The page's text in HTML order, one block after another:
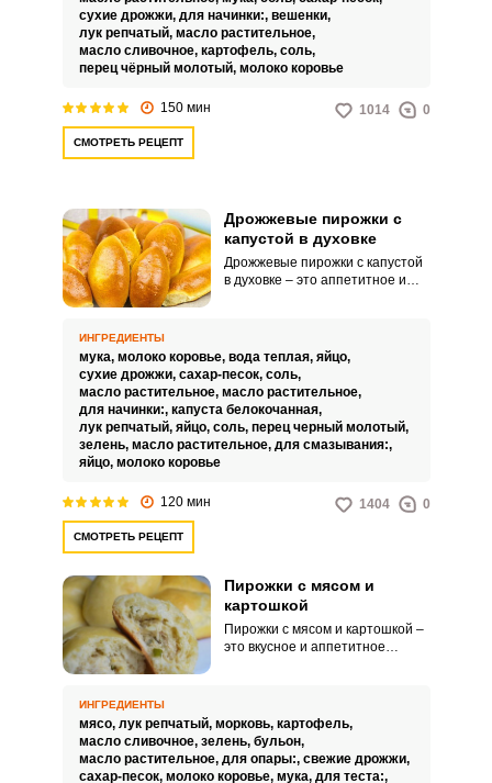
аппетитной.
сухие дрожжи, для начинки:, вешенки,
лук репчатый, масло растительное,
масло сливочное, картофель, соль,
перец чёрный молотый, молоко коровье
150 мин 1014 0
СМОТРЕТЬ РЕЦЕПТ
Дрожжевые пирожки с
капустой в духовке
Дрожжевые пирожки с капустой
в духовке – это аппетитное и
румяного теста и сочной
начинки никого не оставит
равнодушным.
ИНГРЕДИЕНТЫ
мука, молоко коровье, вода теплая, яйцо,
сухие дрожжи, сахар-песок, соль,
масло растительное, масло растительное,
для начинки:, капуста белокочанная,
лук репчатый, яйцо, соль, перец черный молотый,
зелень, масло растительное, для смазывания:,
яйцо, молоко коровье
120 мин 1404 0
СМОТРЕТЬ РЕЦЕПТ
Пирожки с мясом и
картошкой
Пирожки с мясом и картошкой –
это вкусное и аппетитное
и близких сочетанием нежного
румяного теста и сочной
начинки из мяса и картофеля.
ИНГРЕДИЕНТЫ
мясо, лук репчатый, морковь, картофель,
масло сливочное, зелень, бульон,
масло растительное, для опары:, свежие дрожжи,
сахар-песок, молоко коровье, мука, для теста:,